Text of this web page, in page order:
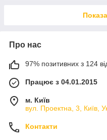
Про нас
97% позитивних з 124
Працює з 04.01.2015
м. Київ
вул. Проектна, 3, Київ,
Контакти